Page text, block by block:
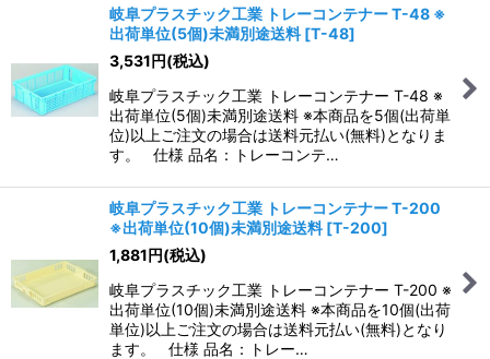
岐阜プラスチック工業 トレーコンテナー T-48 ※
出荷単位(5個)未満別途送料 [T-48]
3,531円(税込)
岐阜プラスチック工業 トレーコンテナー T-48 ※
出荷単位(5個)未満別途送料 ※本商品を5個(出荷単
位)以上ご注文の場合は送料元払い(無料)となりま
す。 仕様 品名：トレーコンテ…
岐阜プラスチック工業 トレーコンテナー T-200
※出荷単位(10個)未満別途送料 [T-200]
1,881円(税込)
岐阜プラスチック工業 トレーコンテナー T-200 ※
出荷単位(10個)未満別途送料 ※本商品を10個(出荷
単位)以上ご注文の場合は送料元払い(無料)となり
ます。 仕様 品名：トレー…